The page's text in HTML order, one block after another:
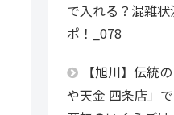
で入れる？混雑
ポ！_078
【旭川】伝統
や天金 四条店」